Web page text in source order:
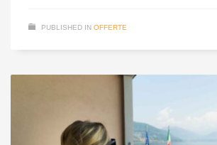
PUBLISHED IN OFFERTE